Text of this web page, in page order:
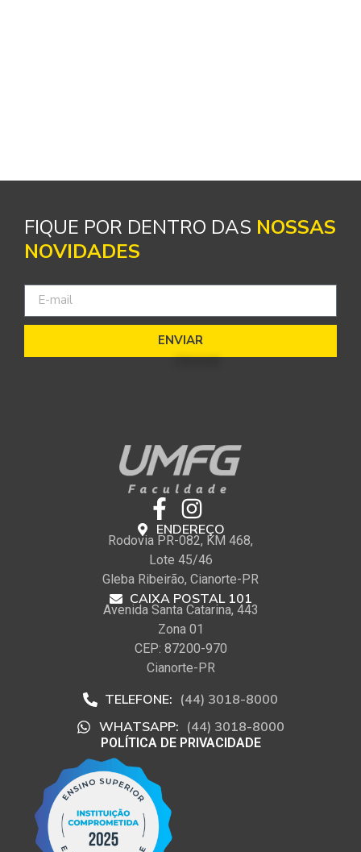
FIQUE POR DENTRO DAS NOSSAS
NOVIDADES
ENVIAR
ENDEREÇO
Rodovia PR-082, KM 468,
Lote 45/46
Gleba Ribeirão, Cianorte-PR
CAIXA POSTAL 101
Avenida Santa Catarina, 443
Zona 01
CEP: 87200-970
Cianorte-PR
TELEFONE: (44) 3018-8000
WHATSAPP: (44) 3018-8000
POLÍTICA DE PRIVACIDADE